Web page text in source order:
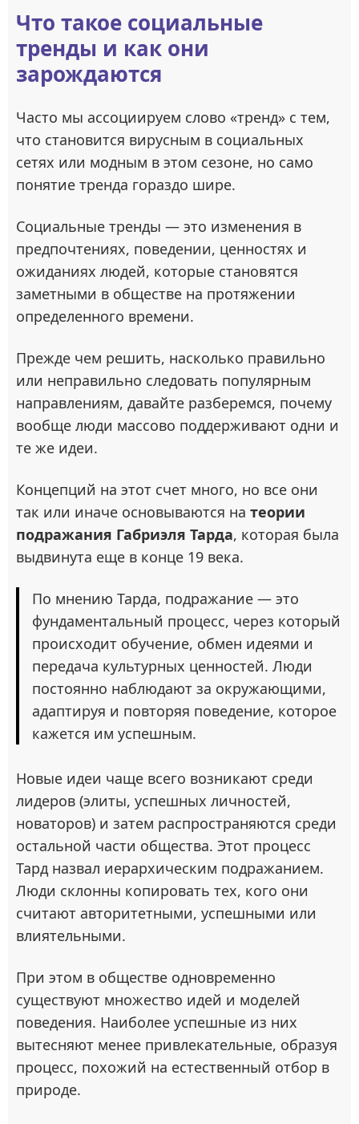
Что такое социальные
тренды и как они
зарождаются
Часто мы ассоциируем слово «тренд» с тем,
что становится вирусным в социальных
сетях или модным в этом сезоне, но само
понятие тренда гораздо шире.
Социальные тренды — это изменения в
предпочтениях, поведении, ценностях и
ожиданиях людей, которые становятся
заметными в обществе на протяжении
определенного времени.
Прежде чем решить, насколько правильно
или неправильно следовать популярным
направлениям, давайте разберемся, почему
вообще люди массово поддерживают одни и
те же идеи.
Концепций на этот счет много, но все они
так или иначе основываются на теории
подражания Габриэля Тарда, которая была
выдвинута еще в конце 19 века.
По мнению Тарда, подражание — это
фундаментальный процесс, через который
происходит обучение, обмен идеями и
передача культурных ценностей. Люди
постоянно наблюдают за окружающими,
адаптируя и повторяя поведение, которое
кажется им успешным.
Новые идеи чаще всего возникают среди
лидеров (элиты, успешных личностей,
новаторов) и затем распространяются среди
остальной части общества. Этот процесс
Тард назвал иерархическим подражанием.
Люди склонны копировать тех, кого они
считают авторитетными, успешными или
влиятельными.
При этом в обществе одновременно
существуют множество идей и моделей
поведения. Наиболее успешные из них
вытесняют менее привлекательные, образуя
процесс, похожий на естественный отбор в
природе.